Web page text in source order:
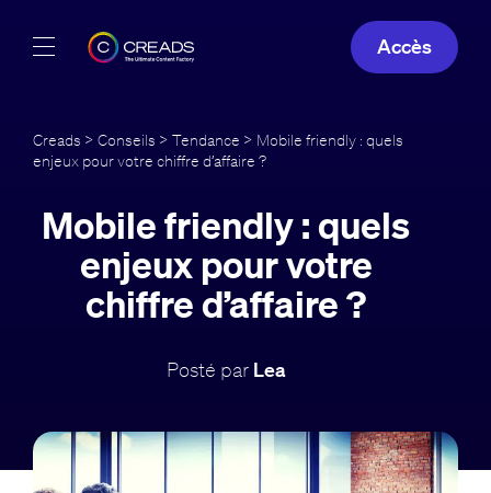
Offres
À propos
Guide
Accès
Creads > Conseils > Tendance > Mobile friendly : quels
enjeux pour votre chiffre d’affaire ?
Mobile friendly : quels
enjeux pour votre
chiffre d’affaire ?
Posté par Lea